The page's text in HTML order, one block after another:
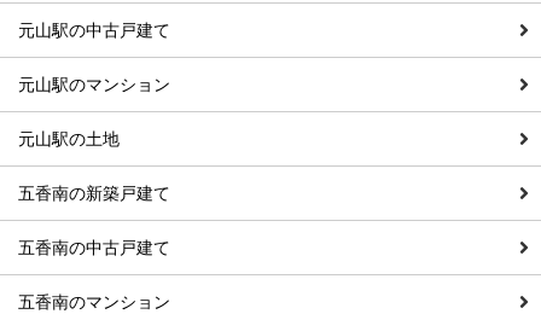
元山駅の中古戸建て
元山駅のマンション
元山駅の土地
五香南の新築戸建て
五香南の中古戸建て
五香南のマンション